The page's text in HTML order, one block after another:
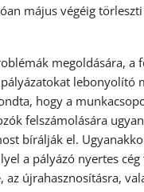
május végéig
megoldására, a
hogy a
felszámolására
bírálják el.
a pályázó nyertes
újrahasznosításra,